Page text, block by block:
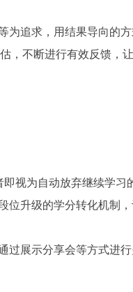
追求，用结果导向的方
，不断进行有效反馈，
视为自动放弃继续学习
升级的学分转化机制，
展示分享会等方式进行